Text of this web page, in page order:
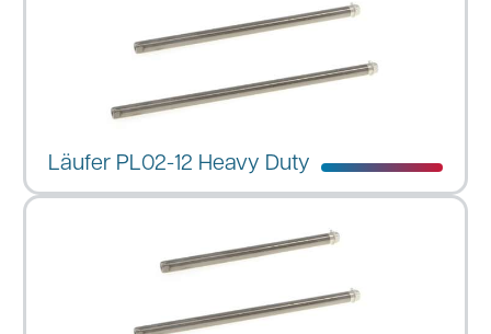
Läufer PL02-12 Heavy Duty